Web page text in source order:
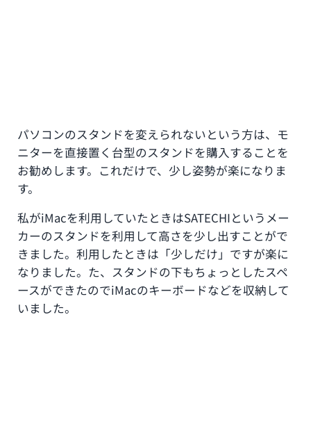
パソコンのスタンドを変えられないという方は、モ
ニターを直接置く台型のスタンドを購入することを
お勧めします。これだけで、少し姿勢が楽になりま
す。
私がiMacを利用していたときはSATECHIというメー
カーのスタンドを利用して高さを少し出すことがで
きました。利用したときは「少しだけ」ですが楽に
なりました。た、スタンドの下もちょっとしたスペ
ースができたのでiMacのキーボードなどを収納して
いました。